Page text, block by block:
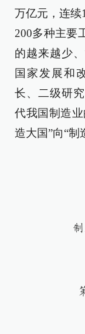
万亿元，连续
200多种主要
的越来越少
国家发展和
长、二级研
代我国制造
造大国”向“制